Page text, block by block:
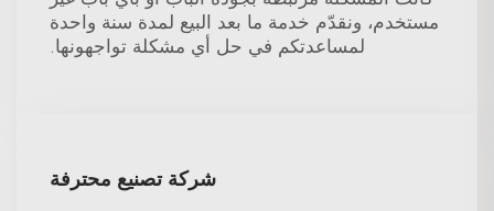
مستخدم، ونقدّم خدمة ما بعد البيع لمدة سنة واحدة
لمساعدتكم في حل أي مشكلة تواجهونها.
شركة تصنيع محترفة